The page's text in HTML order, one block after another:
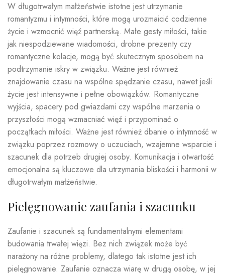
W długotrwałym małżeństwie istotne jest utrzymanie
romantyzmu i intymności, które mogą urozmaicić codzienne
życie i wzmocnić więź partnerską. Małe gesty miłości, takie
jak niespodziewane wiadomości, drobne prezenty czy
romantyczne kolacje, mogą być skutecznym sposobem na
podtrzymanie iskry w związku. Ważne jest również
znajdowanie czasu na wspólne spędzanie czasu, nawet jeśli
życie jest intensywne i pełne obowiązków. Romantyczne
wyjścia, spacery pod gwiazdami czy wspólne marzenia o
przyszłości mogą wzmacniać więź i przypominać o
początkach miłości. Ważne jest również dbanie o intymność w
związku poprzez rozmowy o uczuciach, wzajemne wsparcie i
szacunek dla potrzeb drugiej osoby. Komunikacja i otwartość
emocjonalna są kluczowe dla utrzymania bliskości i harmonii w
długotrwałym małżeństwie.
Pielęgnowanie zaufania i szacunku
Zaufanie i szacunek są fundamentalnymi elementami
budowania trwałej więzi. Bez nich związek może być
narażony na różne problemy, dlatego tak istotne jest ich
pielęgnowanie. Zaufanie oznacza wiarę w drugą osobę, w jej